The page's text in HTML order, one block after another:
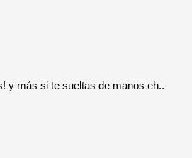
y más si te sueltas de manos eh..